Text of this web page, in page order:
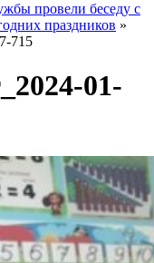
провели беседу с
праздников »
715
01-